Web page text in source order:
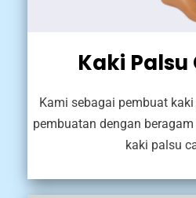
Kaki
Kami sebagai pembuat
pembuatan dengan
kaki palsu